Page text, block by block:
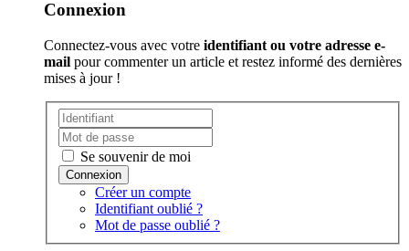
Connexion
Connectez-vous avec votre identifiant ou votre adresse e-
mail pour commenter un article et restez informé des dernières
mises à jour !
Se souvenir de moi
Créer un compte
Identifiant oublié ?
Mot de passe oublié ?